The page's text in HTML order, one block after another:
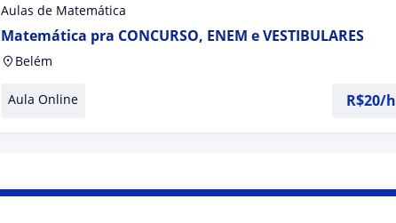
Aulas de Matemática
Matemática pra CONCURSO, ENEM e VESTIBULARES
Belém
Aula Online R$20/h